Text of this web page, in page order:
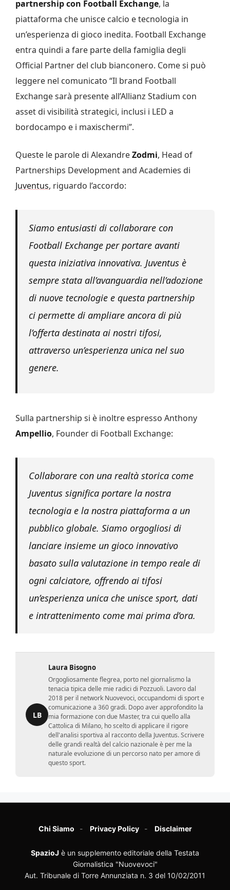
partnership con Football Exchange, la
piattaforma che unisce calcio e tecnologia in
un’esperienza di gioco inedita. Football Exchange
entra quindi a fare parte della famiglia degli
Official Partner del club bianconero. Come si può
leggere nel comunicato “Il brand Football
Exchange sarà presente all’Allianz Stadium con
asset di visibilità strategici, inclusi i LED a
bordocampo e i maxischermi”.
Queste le parole di AlexandreZodmi, Head of
Partnerships Development and Academies di
Juventus, riguardo l’accordo:
Siamo entusiasti di collaborare con
Football Exchange per portare avanti
questa iniziativa innovativa. Juventus è
sempre stata all’avanguardia nell’adozione
di nuove tecnologie e questa partnership
ci permette di ampliare ancora di più
l’offerta destinata ai nostri tifosi,
attraverso un’esperienza unica nel suo
genere.
Sulla partnership si è inoltre espresso Anthony
Ampellio, Founder di Football Exchange:
Collaborare con una realtà storica come
Juventus significa portare la nostra
tecnologia e la nostra piattaforma a un
pubblico globale. Siamo orgogliosi di
lanciare insieme un gioco innovativo
basato sulla valutazione in tempo reale di
ogni calciatore, offrendo ai tifosi
un’esperienza unica che unisce sport, dati
e intrattenimento come mai prima d’ora.
LB
Laura Bisogno
Orgogliosamente flegrea, porto nel giornalismo la
tenacia tipica delle mie radici di Pozzuoli. Lavoro dal
2018 per il network Nuovevoci, occupandomi di sport e
comunicazione a 360 gradi. Dopo aver approfondito la
mia formazione con due Master, tra cui quello alla
Cattolica di Milano, ho scelto di applicare il rigore
dell'analisi sportiva al racconto della Juventus. Scrivere
delle grandi realtà del calcio nazionale è per me la
naturale evoluzione di un percorso nato per amore di
questo sport.
Chi Siamo Privacy Policy Disclaimer
SpazioJ è un supplemento editoriale della Testata
Giornalistica "Nuovevoci"
Aut. Tribunale di Torre Annunziata n. 3 del 10/02/2011